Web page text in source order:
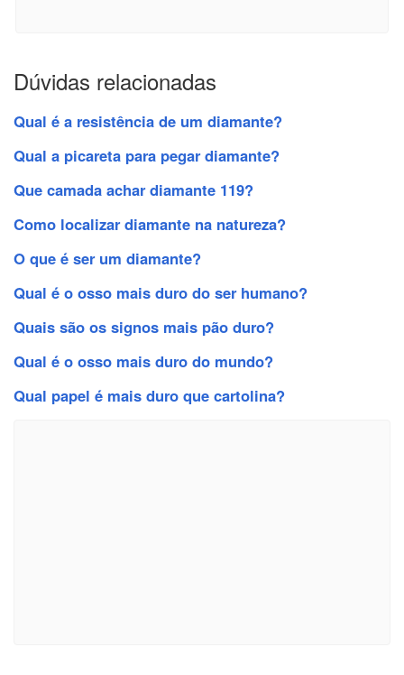
Dúvidas relacionadas
Qual é a resistência de um diamante?
Qual a picareta para pegar diamante?
Que camada achar diamante 119?
Como localizar diamante na natureza?
O que é ser um diamante?
Qual é o osso mais duro do ser humano?
Quais são os signos mais pão duro?
Qual é o osso mais duro do mundo?
Qual papel é mais duro que cartolina?